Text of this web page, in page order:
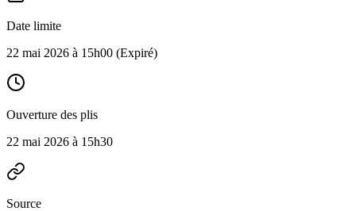
Date limite
22 mai 2026 à 15h00 (Expiré)
Ouverture des plis
22 mai 2026 à 15h30
Source